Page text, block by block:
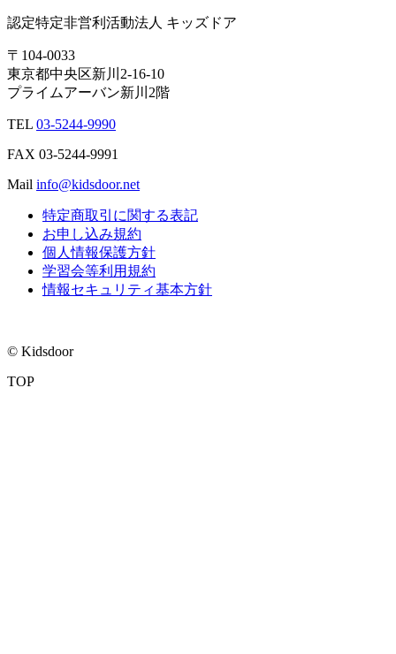
認定特定非営利活動法人 キッズドア
〒104-0033
東京都中央区新川2-16-10
プライムアーバン新川2階
TEL 03-5244-9990
FAX 03-5244-9991
Mail info@kidsdoor.net
特定商取引に関する表記
お申し込み規約
個人情報保護方針
学習会等利用規約
情報セキュリティ基本方針
© Kidsdoor
TOP